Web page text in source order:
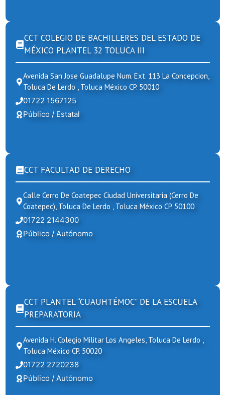
CCT COLEGIO DE BACHILLERES DEL ESTADO DE
MÉXICO PLANTEL 32 TOLUCA III
Avenida San Jose Guadalupe Num. Ext. 113 La Concepcion,
Toluca De Lerdo , Toluca México CP. 50010
01722 1567125
Público / Estatal
CCT FACULTAD DE DERECHO
Calle Cerro De Coatepec Ciudad Universitaria (cerro De
Coatepec), Toluca De Lerdo , Toluca México CP. 50100
01722 2144300
Público / Autónomo
CCT PLANTEL “CUAUHTÉMOC” DE LA ESCUELA
PREPARATORIA
Avenida H. Colegio Militar Los Angeles, Toluca De Lerdo ,
Toluca México CP. 50020
01722 2720238
Público / Autónomo